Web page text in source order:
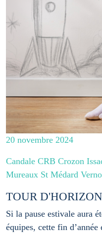
20 novembre 2024
Candale CRB Crozon
Mureaux St Médard
TOUR
Si la pause estivale aura
équipes, cette fin